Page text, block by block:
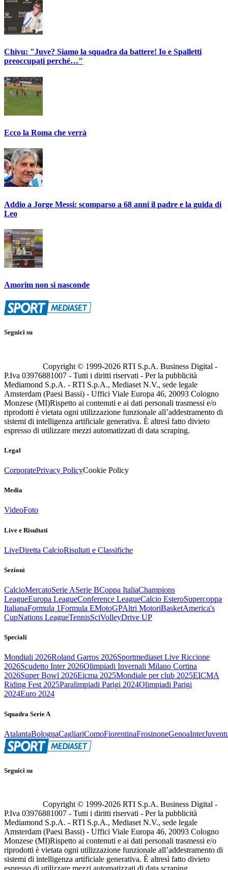
Chivu: "Juve? Siamo la squadra da battere! Io e Spalletti
preoccupati perché…"
Ecco la Roma che verrà
Addio a Jorge Messi: scomparso a 68 anni il padre e la guida di
Leo
Amorim non si nasconde
Seguici su
Copyright © 1999-2026 RTI S.p.A. Business Digital -
P.Iva 03976881007 - Tutti i diritti riservati - Per la pubblicità
Mediamond S.p.A. - RTI S.p.A., Mediaset N.V., sede legale
Amsterdam (Paesi Bassi) - Uffici Viale Europa 46, 20093 Cologno
Monzese (MI)Rispetto ai contenuti e ai dati personali trasmessi e/o
riprodotti è vietata ogni utilizzazione funzionale all’addestramento di
sistemi di intelligenza artificiale generativa. È altresì fatto divieto
espresso di utilizzare mezzi automatizzati di data scraping.
Legal
CorporatePrivacy PolicyCookie Policy
Media
VideoFoto
Live e Risultati
LiveDiretta CalcioRisultati e Classifiche
Sezioni
CalcioMercatoSerie ASerie BCoppa ItaliaChampions
LeagueEuropa LeagueConference LeagueCalcio EsteroSupercoppa
ItalianaFormula 1Formula EMotoGPAltri MotoriBasketAmerica's
CupNations LeagueTennisSciVolleyDrive UP
Speciali
Mondiali 2026Roland Garros 2026Sportmediaset Live Riccione
2026Scudetto Inter 2026Olimpiadi Invernali Milano Cortina
2026Super Bowl 2026Eicma 2025Mondiale per club 2025EICMA
Riding Fest 2025Paralimpiadi Parigi 2024Olimpiadi Parigi
2024Euro 2024
Squadra Serie A
AtalantaBolognaCagliariComoFiorentinaFrosinoneGenoaInter
Seguici su
Copyright © 1999-2026 RTI S.p.A. Business Digital -
P.Iva 03976881007 - Tutti i diritti riservati - Per la pubblicità
Mediamond S.p.A. - RTI S.p.A., Mediaset N.V., sede legale
Amsterdam (Paesi Bassi) - Uffici Viale Europa 46, 20093 Cologno
Monzese (MI)Rispetto ai contenuti e ai dati personali trasmessi e/o
riprodotti è vietata ogni utilizzazione funzionale all’addestramento di
sistemi di intelligenza artificiale generativa. È altresì fatto divieto
espresso di utilizzare mezzi automatizzati di data scraping.